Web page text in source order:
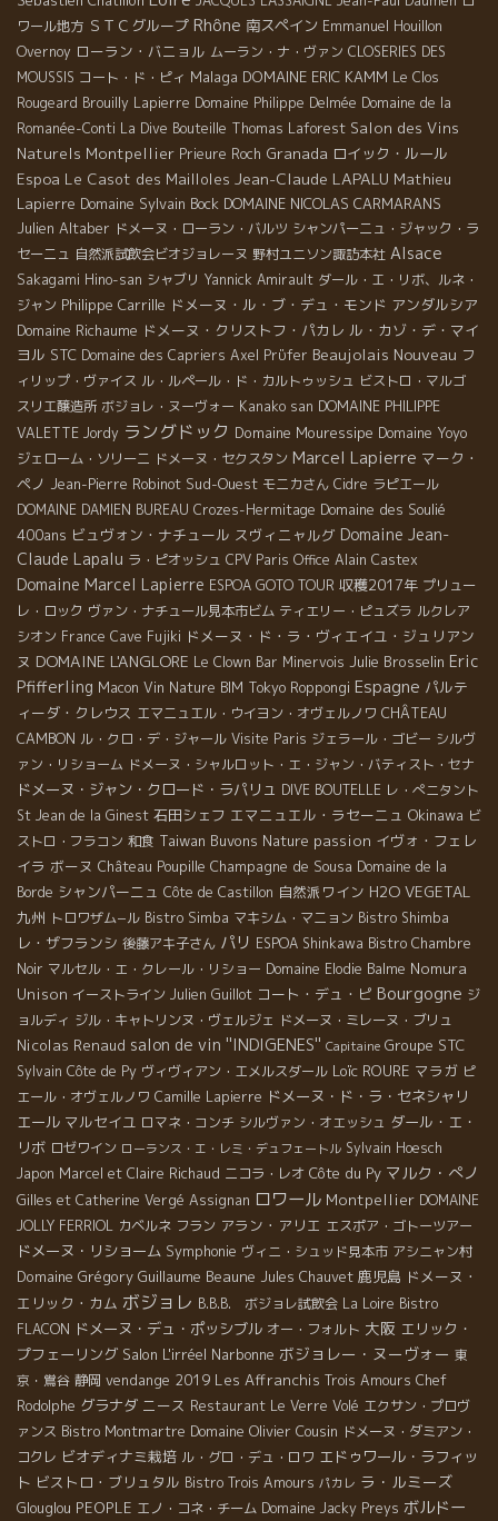
ワール地方 ＳＴＣグループ Rhône 南スペイン Emmanuel Houillon
Overnoy ローラン・バニョル ムーラン・ナ・ヴァン CLOSERIES DES
MOUSSIS コート・ド・ピィ Malaga DOMAINE ERIC KAMM Le Clos
Rougeard Brouilly Lapierre Domaine Philippe Delmée Domaine de la
Romanée-Conti La Dive Bouteille Thomas Laforest Salon des Vins
Naturels Montpellier Prieure Roch Granada ロイック・ルール
Espoa Le Casot des Mailloles Jean-Claude LAPALU Mathieu
Lapierre Domaine Sylvain Bock DOMAINE NICOLAS CARMARANS
Julien Altaber ドメーヌ・ローラン・バルツ シャンパーニュ・ジャック・ラ
セーニュ 自然派試飲会ビオジョレーヌ 野村ユニソン諏訪本社 Alsace
Sakagami Hino-san シャブリ Yannick Amirault ダール・エ・リボ、ルネ・
ジャン Philippe Carrille ドメーヌ・ル・ブ・デュ・モンド アンダルシア
Domaine Richaume ドメーヌ・クリストフ・パカレ ル・カゾ・デ・マイ
ヨル STC Domaine des Capriers Axel Prϋfer Beaujolais Nouveau フ
ィリップ・ヴァイス ル・ルペール・ド・カルトゥッシュ ビストロ・マルゴ
スリエ醸造所 ボジョレ・ヌーヴォー Kanako san DOMAINE PHILIPPE
VALETTE Jordy ラングドック Domaine Mouressipe Domaine Yoyo
ジェローム・ソリーニ ドメーヌ・セクスタン Marcel Lapierre マーク・
ペノ Jean-Pierre Robinot Sud-Ouest モニカさん Cidre ラピエール
DOMAINE DAMIEN BUREAU Crozes-Hermitage Domaine des Soulié
400ans ビュヴォン・ナチュール スヴィニャルグ Domaine Jean-
Claude Lapalu ラ・ピオッシュ CPV Paris Office Alain Castex
Domaine Marcel Lapierre ESPOA GOTO TOUR 収穫2017年 プリュー
レ・ロック ヴァン・ナチュール見本市ビム ティエリー・ピュズラ ルクレア
シオン France Cave Fujiki ドメーヌ・ド・ラ・ヴィエイユ・ジュリアン
ヌ DOMAINE L'ANGLORE Le Clown Bar Minervois Julie Brosselin Eric
Pfifferling Macon Vin Nature BIM Tokyo Roppongi Espagne パルテ
ィーダ・クレウス エマニュエル・ウイヨン・オヴェルノワ CHÂTEAU
CAMBON ル・クロ・デ・ジャール Visite Paris ジェラール・ゴビー シルヴ
ァン・リショーム ドメーヌ・シャルロット・エ・ジャン・バティスト・セナ
ドメーヌ・ジャン・クロード・ラパリュ DIVE BOUTELLE レ・ぺニタント
St Jean de la Ginest 石田シェフ エマニュエル・ラセーニュ Okinawa ビ
ストロ・フラコン 和食 Taiwan Buvons Nature passion イヴォ・フェレ
イラ ボーヌ Château Poupille Champagne de Sousa Domaine de la
Borde シャンパーニュ Côte de Castillon 自然派ワイン H2O VEGETAL
九州 トロワザム−ル Bistro Simba マキシム・マニョン Bistro Shimba
レ・ザフランシ 後藤アキ子さん パリ ESPOA Shinkawa Bistro Chambre
Noir マルセル・エ・クレール・リショー Domaine Elodie Balme Nomura
Unison イーストライン Julien Guillot コート・デュ・ピ Bourgogne ジ
ョルディ ジル・キャトリンヌ・ヴェルジェ ドメーヌ・ミレーヌ・ブリュ
Nicolas Renaud salon de vin ''INDIGENES'' Capitaine Groupe STC
Sylvain Côte de Py ヴィヴィアン・エメルスダール Loïc ROURE マラガ ピ
エール・オヴェルノワ Camille Lapierre ドメーヌ・ド・ラ・セネシャリ
エール マルセイユ ロマネ・コンチ シルヴァン・オエッシュ ダール・エ・
リボ ロゼワイン ローランス・エ・レミ・デュフェートル Sylvain Hoesch
Japon Marcel et Claire Richaud ニコラ・レオ Côte du Py マルク・ぺノ
Gilles et Catherine Vergé Assignan ロワール Montpellier DOMAINE
JOLLY FERRIOL カベルネ フラン アラン・アリエ エスポア・ゴトーツアー
ドメーヌ・リショーム Symphonie ヴィニ・シュッド見本市 アシニャン村
Domaine Grégory Guillaume Beaune Jules Chauvet 鹿児島 ドメーヌ・
エリック・カム ボジョレ B.B.B. ボジョレ試飲会 La Loire Bistro
FLACON ドメーヌ・デュ・ポッシブル オー・フォルト 大阪 エリック・
プフェーリング Salon L'irréel Narbonne ボジョレー・ヌーヴォー 東
京・鴬谷 静岡 vendange 2019 Les Affranchis Trois Amours Chef
Rodolphe グラナダ ニース Restaurant Le Verre Volé エクサン・プロヴ
ァンス Bistro Montmartre Domaine Olivier Cousin ドメーヌ・ダミアン・
コクレ ビオディナミ栽培 ル・グロ・デュ・ロワ エドゥワール・ラフィッ
ト ビストロ・ブリュタル Bistro Trois Amours パカレ ラ・ルミーズ
Glouglou PEOPLE エノ・コネ・チーム Domaine Jacky Preys ボルドー